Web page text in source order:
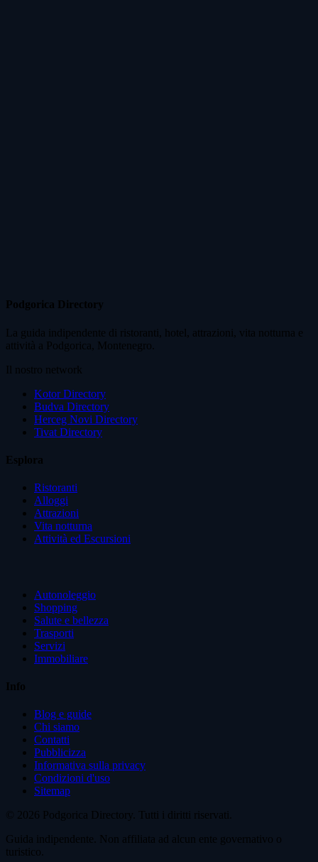
Podgorica Directory
La guida indipendente di ristoranti, hotel, attrazioni, vita notturna e
attività a Podgorica, Montenegro.
Il nostro network
Kotor Directory
Budva Directory
Herceg Novi Directory
Tivat Directory
Esplora
Ristoranti
Alloggi
Attrazioni
Vita notturna
Attività ed Escursioni
Autonoleggio
Shopping
Salute e bellezza
Trasporti
Servizi
Immobiliare
Info
Blog e guide
Chi siamo
Contatti
Pubblicizza
Informativa sulla privacy
Condizioni d'uso
Sitemap
© 2026 Podgorica Directory. Tutti i diritti riservati.
Guida indipendente. Non affiliata ad alcun ente governativo o
turistico.